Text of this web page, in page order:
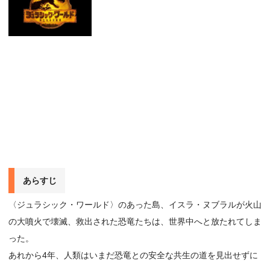
ローラ・ダーン
ジェフ・ゴールドブラ
ム
あらすじ
〈ジュラシック・ワールド〉のあった島、イスラ・ヌブラルが火山
の大噴火で壊滅、救出された恐竜たちは、世界中へと放たれてしま
った。
あれから4年、人類はいまだ恐竜との安全な共生の道を見出せずに